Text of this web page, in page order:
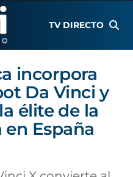
TV DIRECTO
incorpora
Da Vinci y
élite de la
España